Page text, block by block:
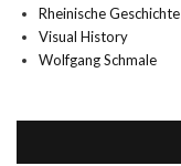
Rheinische Geschichte
Visual History
Wolfgang Schmale